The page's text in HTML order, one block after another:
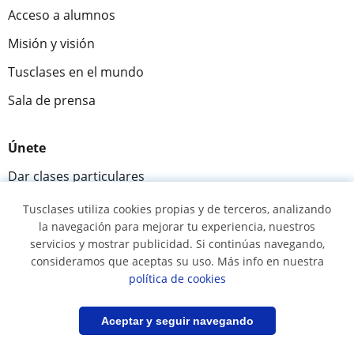
Guardar búsqueda
Acceso a alumnos
Misión y visión
Tusclases en el mundo
Sala de prensa
Únete
Dar clases particulares
Alumnos que buscan profesor
Comunidad
Preguntas y respuestas
Tusclases utiliza cookies propias y de terceros, analizando
la navegación para mejorar tu experiencia, nuestros
servicios y mostrar publicidad. Si continúas navegando,
consideramos que aceptas su uso. Más info en nuestra
política de cookies
Aceptar y seguir navegando